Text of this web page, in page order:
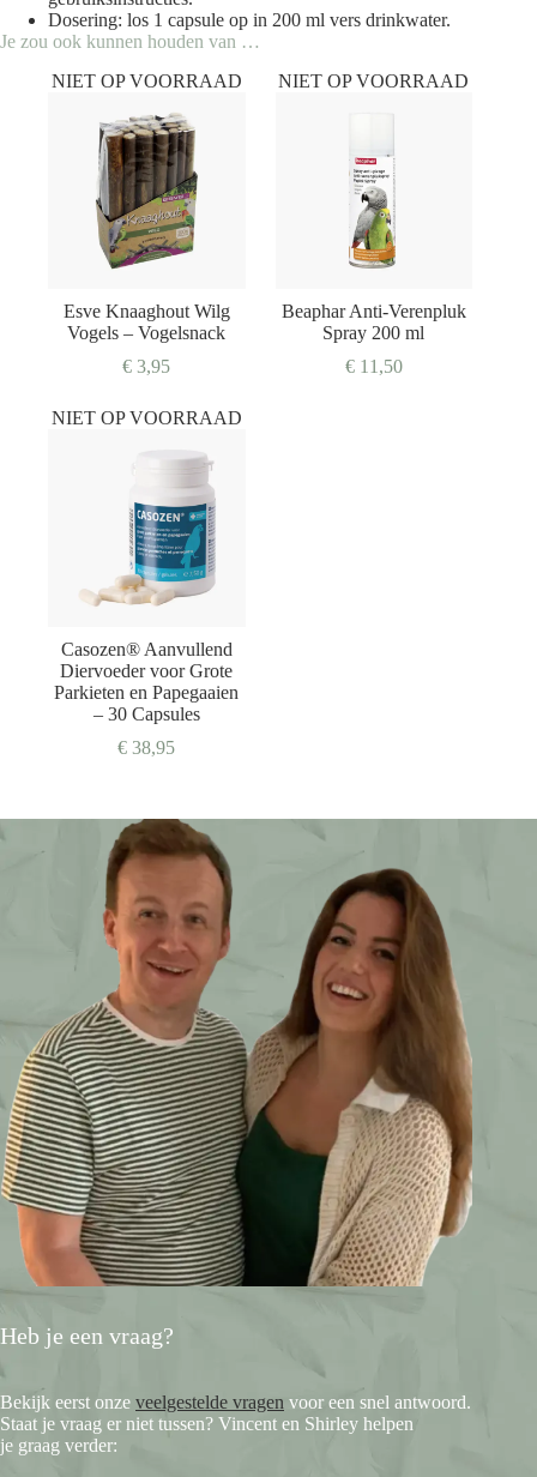
Dosering: los 1 capsule op in 200 ml vers drinkwater.
Je zou ook kunnen houden van …
NIET OP VOORRAAD
Esve Knaaghout Wilg
Vogels – Vogelsnack
€ 3,95
NIET OP VOORRAAD
Beaphar Anti-Verenpluk
Spray 200 ml
€11,50
NIET OP VOORRAAD
Casozen® Aanvullend
Diervoeder voor Grote
Parkieten en Papegaaien
– 30 Capsules
€ 38,95
Heb je een vraag?
Bekijk eerst onze veelgestelde vragen voor een snel antwoord.
Staat je vraag er niet tussen? Vincent en Shirley helpen
je graag verder: